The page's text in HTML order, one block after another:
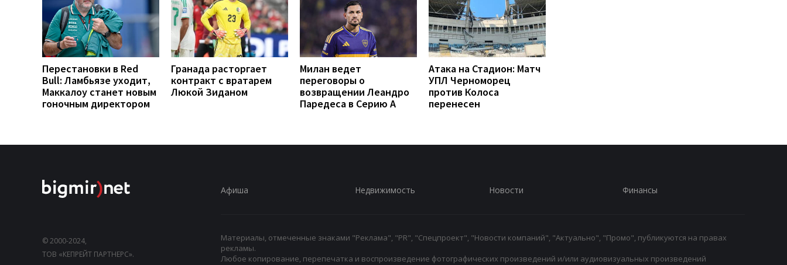
Перестановки в Red
Bull: Ламбьязе уходит,
Маккалоу станет новым
гоночным директором
Гранада расторгает
контракт с вратарем
Люкой Зиданом
Милан ведет
переговоры о
возвращении Леандро
Паредеса в Серию А
Атака на Стадион: Матч
УПЛ Черноморец
против Колоса
перенесен
© 2000-2024,
ТОВ «КЕПРЕЙТ ПАРТНЕРС».
Афиша Недвижимость Новости Финансы
Материалы, отмеченные знаками "Реклама", "PR", "Спецпроект", "Новости компаний", "Актуально", "Промо", публикуются на правах
рекламы.
Любое копирование, перепечатка и воспроизведение фотографических произведений и/или аудиовизуальных произведений